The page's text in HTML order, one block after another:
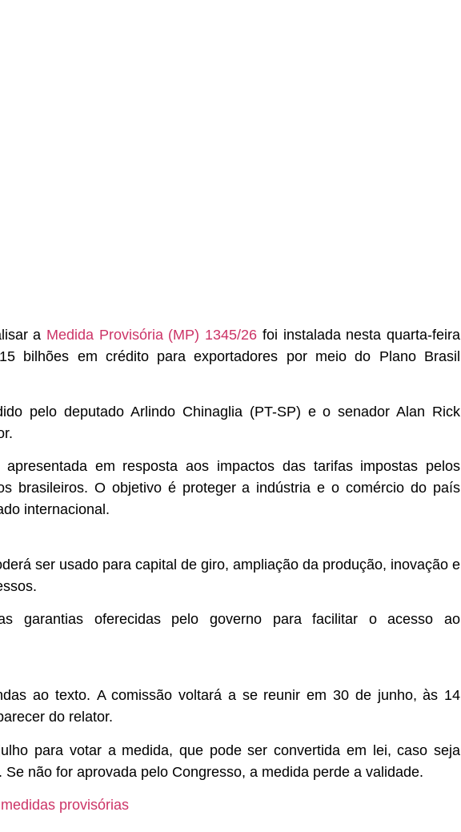
a Medida Provisória (MP) 1345/26 foi instalada nesta quarta-feira
bilhões em crédito para exportadores por meio do Plano Brasil
pelo deputado Arlindo Chinaglia (PT-SP) e o senador Alan Rick
em resposta aos impactos das tarifas impostas pelos
brasileiros. O objetivo é proteger a indústria e o comércio do país
internacional.
ser usado para capital de giro, ampliação da produção, inovação e
garantias oferecidas pelo governo para facilitar o acesso ao
ao texto. A comissão voltará a se reunir em 30 de junho, às 14
do relator.
para votar a medida, que pode ser convertida em lei, caso seja
não for aprovada pelo Congresso, a medida perde a validade.
provisórias